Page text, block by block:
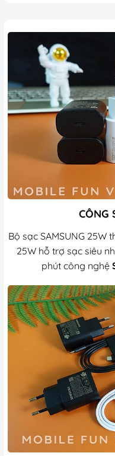
CÔNG
Bộ sạc SAMSUNG 25W
25W hỗ trợ sạc siêu
phút công nghệ